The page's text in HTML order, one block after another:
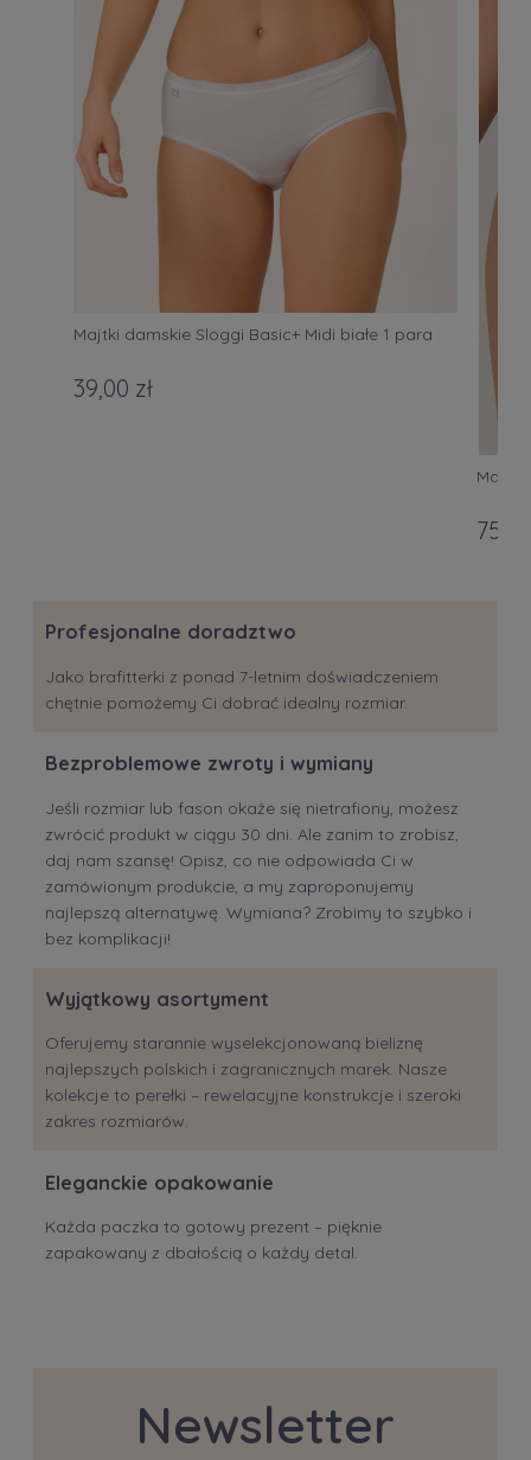
Majtki damskie Sloggi Basic+ Midi białe 1 para
39,00 zł
Majtki
Profesjonalne doradztwo
Jako brafitterki z ponad 7-letnim doświadczeniem
chętnie pomożemy Ci dobrać idealny rozmiar.
Bezproblemowe zwroty i wymiany
Jeśli rozmiar lub fason okaże się nietrafiony, możesz
zwrócić produkt w ciągu 30 dni. Ale zanim to zrobisz,
daj nam szansę! Opisz, co nie odpowiada Ci w
zamówionym produkcie, a my zaproponujemy
najlepszą alternatywę. Wymiana? Zrobimy to szybko i
bez komplikacji!
Wyjątkowy asortyment
Oferujemy starannie wyselekcjonowaną bieliznę
najlepszych polskich i zagranicznych marek. Nasze
kolekcje to perełki – rewelacyjne konstrukcje i szeroki
zakres rozmiarów.
Eleganckie opakowanie
Każda paczka to gotowy prezent – pięknie
zapakowany z dbałością o każdy detal.
Newsletter